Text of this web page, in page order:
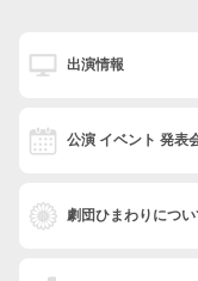
出演情報
公演 イベント 発表
劇団ひまわりについ